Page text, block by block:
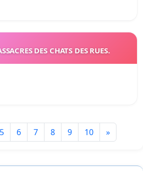
DES CHATS DES RUES.
5 6 7 8 9 10 »